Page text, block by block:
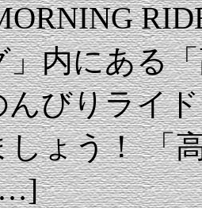
内にある
んびりライ
ょう！ 「